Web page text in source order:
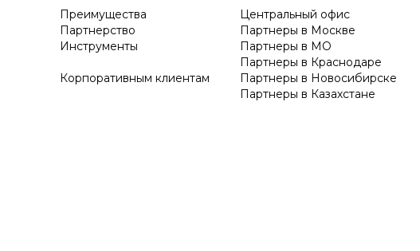
Преимущества
Партнерство
Инструменты
Корпоративным клиентам
Центральный офис
Партнеры в Москве
Партнеры в МО
Партнеры в Краснодаре
Партнеры в Новосибирске
Партнеры в Казахстане